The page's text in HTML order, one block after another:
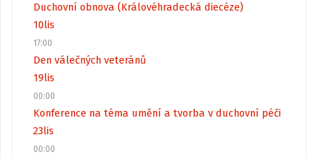
Duchovní obnova (Královéhradecká diecéze)
10lis
17:00
Den válečných veteránů
19lis
00:00
Konference na téma umění a tvorba v duchovní péči
23lis
00:00